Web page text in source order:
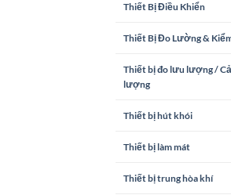
Thiết Bị Điều Khiển
Thiết Bị Đo Lường &
Thiết bị đo lưu lượng /
lượng
Thiết bị hút khói
Thiết bị làm mát
Thiết bị trung hòa khí